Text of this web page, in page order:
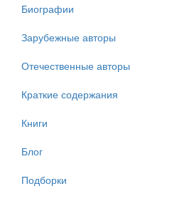
Биографии
Зарубежные авторы
Отечественные авторы
Краткие содержания
Книги
Блог
Подборки